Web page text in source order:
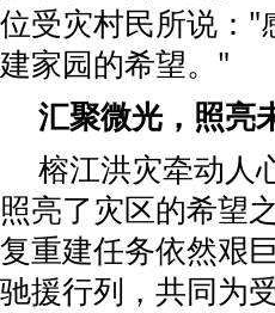
位受灾村民所说："
建家园的希望。"
汇聚微光，照亮
榕江洪灾牵动人
照亮了灾区的希望
复重建任务依然艰
驰援行列，共同为